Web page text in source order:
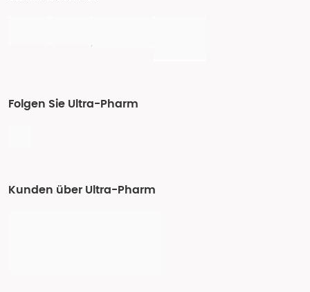
Folgen Sie Ultra-Pharm
Kunden über Ultra-Pharm